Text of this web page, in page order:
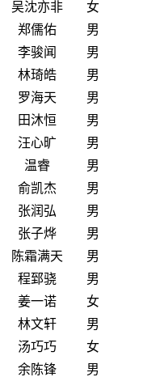
吴沈亦非 女
郑儒佑
男
李骏闻
男
林琦皓
男
罗海天
男
田沐恒
男
汪心旷
男
温睿
男
俞凯杰
男
张润弘
男
张子烨
男
陈霜满天
男
程郅骁
男
姜一诺
女
林文轩
男
汤巧巧
女
余陈锋
男